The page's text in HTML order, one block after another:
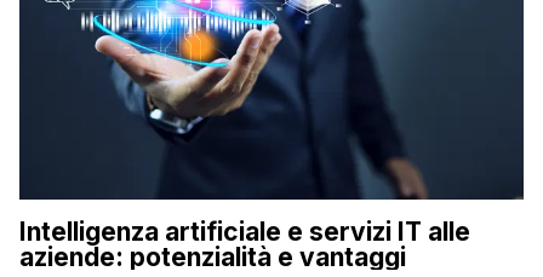
Intelligenza artificiale e servizi IT alle
aziende: potenzialità e vantaggi